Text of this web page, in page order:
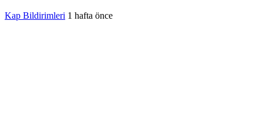
Kap Bildirimleri 1 hafta önce